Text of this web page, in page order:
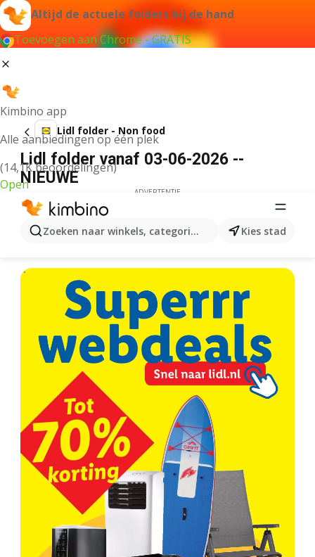
Altijd de actuele folders bij de hand
Toevoegen aan Chrome - GRATIS
Kimbino app
Alle aanbiedingen op één plek
(14,1K beoordelingen)
Open
Zoeken naar winkels, categorieën, producten...
Kies stad
Lidl folder - Non food
Lidl folder vanaf 03-06-2026 --
NIEUWE
ADVERTENTIE